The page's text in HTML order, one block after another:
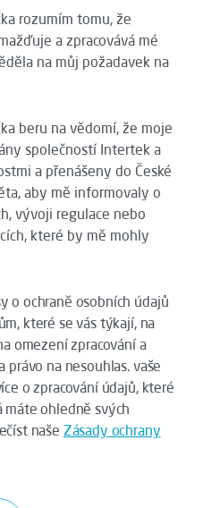
rozumím tomu, že
a zpracovává mé
na můj požadavek na
beru na vědomí, že moje
společností Intertek a
a přenášeny do České
aby mě informovaly o
vývoji regulace nebo
které by mě mohly
o ochraně osobních údajů
které se vás týkají, na
omezení zpracování a
na nesouhlas. vaše
o zpracování údajů, které
máte ohledně svých
naše Zásady ochrany